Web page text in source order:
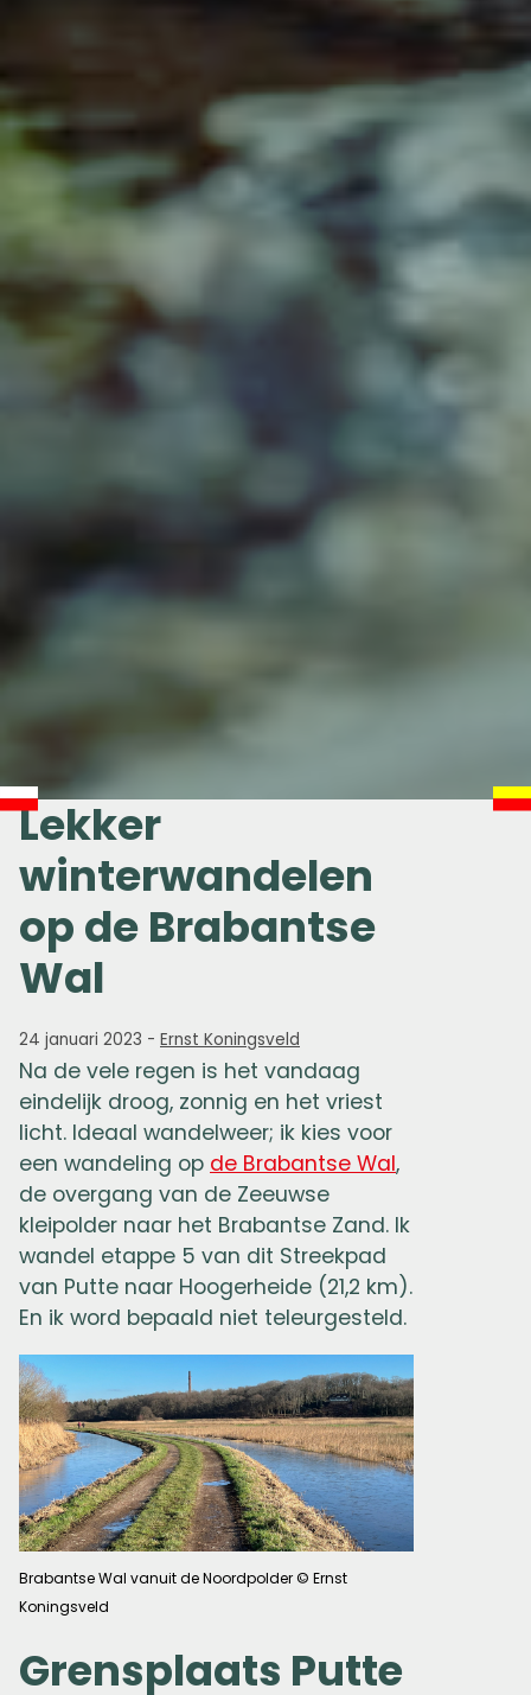
Lekker
winterwandelen
op de Brabantse
Wal
24 januari 2023 - Ernst Koningsveld
Na de vele regen is het vandaag
eindelijk droog, zonnig en het vriest
licht. Ideaal wandelweer; ik kies voor
een wandeling op de Brabantse Wal,
de overgang van de Zeeuwse
kleipolder naar het Brabantse Zand. Ik
wandel etappe 5 van dit Streekpad
van Putte naar Hoogerheide (21,2 km).
En ik word bepaald niet teleurgesteld.
Brabantse Wal vanuit de Noordpolder © Ernst
Koningsveld
Grensplaats Putte